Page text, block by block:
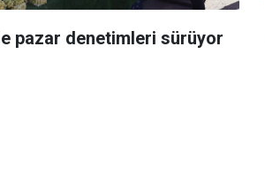
pazar denetimleri sürüyor